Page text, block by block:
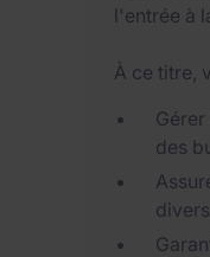
l'entrée à
À ce titre,
des